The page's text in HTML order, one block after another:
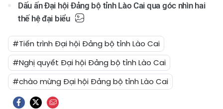
Dấu ấn Đại hội Đảng bộ tỉnh Lào Cai qua góc nhìn hai
thế hệ đại biểu
#Tiến trình Đại hội Đảng bộ tỉnh Lào Cai
#Nghị quyết Đại hội Đảng bộ tỉnh Lào Cai
#chào mừng Đại hội Đảng bộ tỉnh Lào Cai